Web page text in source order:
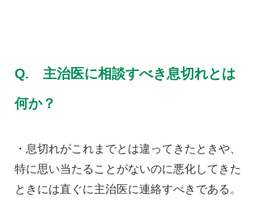
Q.　主治医に相談すべき息切れとは
何か？
・息切れがこれまでとは違ってきたときや、
特に思い当たることがないのに悪化してきた
ときには直ぐに主治医に連絡すべきである。